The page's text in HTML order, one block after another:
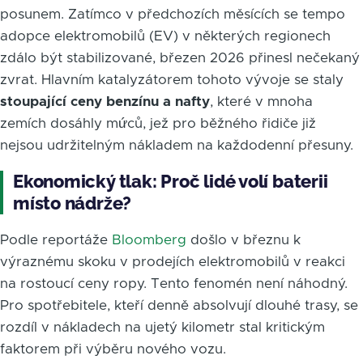
posunem. Zatímco v předchozích měsících se tempo
adopce elektromobilů (EV) v některých regionech
zdálo být stabilizované, březen 2026 přinesl nečekaný
zvrat. Hlavním katalyzátorem tohoto vývoje se staly
stoupající ceny benzínu a nafty, které v mnoha
zemích dosáhly mứců, jež pro běžného řidiče již
nejsou udržitelným nákladem na každodenní přesuny.
Ekonomický tlak: Proč lidé volí baterii
místo nádrže?
Podle reportáže Bloomberg došlo v březnu k
výraznému skoku v prodejích elektromobilů v reakci
na rostoucí ceny ropy. Tento fenomén není náhodný.
Pro spotřebitele, kteří denně absolvují dlouhé trasy, se
rozdíl v nákladech na ujetý kilometr stal kritickým
faktorem při výběru nového vozu.